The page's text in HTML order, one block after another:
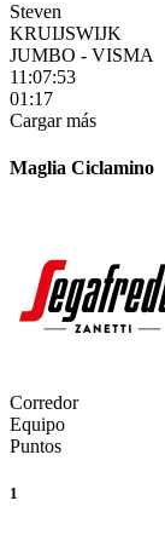
Steven
KRUIJSWIJK
JUMBO - VISMA
11:07:53
01:17
Cargar más
Maglia Ciclamino
Corredor
Equipo
Puntos
1